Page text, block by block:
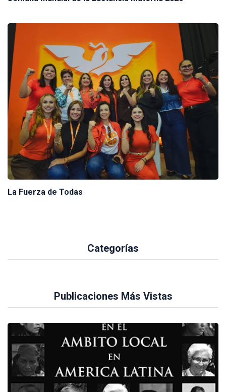
La Fuerza de Todas
Categorías
Publicaciones Más Vistas